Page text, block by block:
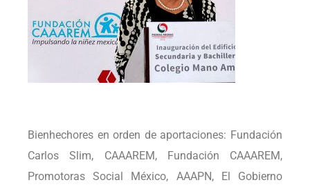
Bienhechores en orden de aportaciones: Fundación
Carlos Slim, CAAAREM, Fundación CAAAREM,
Promotoras Social México, AAAPN, El Gobierno